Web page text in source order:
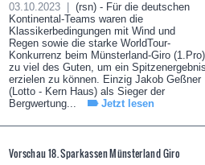
03.10.2023 |
(rsn) - Für die deutschen
Kontinental-Teams waren die
Klassikerbedingungen mit Wind und
Regen sowie die starke WorldTour-
Konkurrenz beim Münsterland-Giro (1.Pro)
zu viel des Guten, um ein
erzielen zu können. Einzig Jakob Geßner
(Lotto - Kern Haus) als Sieger der
Bergwertung...
Jetzt lesen
Vorschau 18. Sparkassen Münsterland Giro